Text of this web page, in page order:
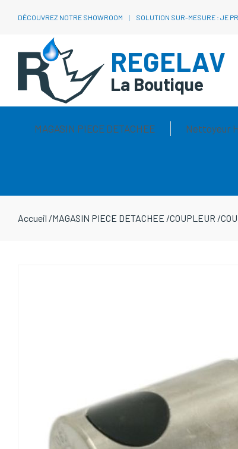
DÉCOUVREZ NOTRE SHOWROOM SOLUTION SUR-MESURE : JE
REGELAV
La Boutique
MAGASIN PIECE DETACHEE Nettoyeur
Accueil /MAGASIN PIECE DETACHEE /COUPLEUR /